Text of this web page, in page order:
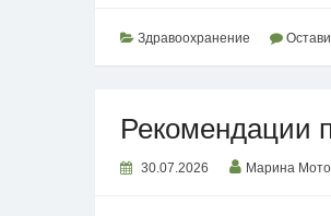
инфекциям
Здравоохранение
Рекомендации
30.07.2026 Марина